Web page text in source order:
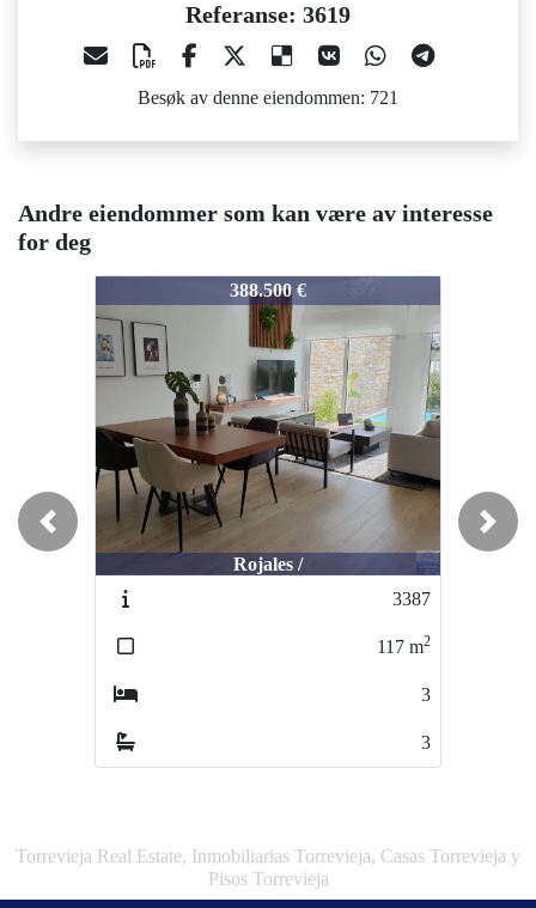
Referanse: 3619
Besøk av denne eiendommen: 721
Andre eiendommer som kan være av interesse
for deg
388.500 €
Rojales /
m 2
Previous Next
Torrevieja Real Estate, Inmobiliarias Torrevieja, Casas Torrevieja y
Pisos Torrevieja